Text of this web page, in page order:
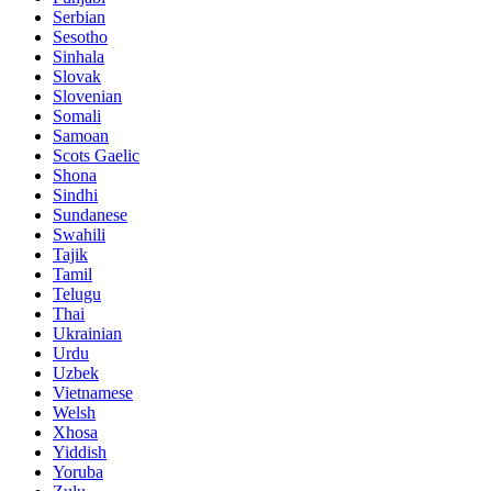
Serbian
Sesotho
Sinhala
Slovak
Slovenian
Somali
Samoan
Scots Gaelic
Shona
Sindhi
Sundanese
Swahili
Tajik
Tamil
Telugu
Thai
Ukrainian
Urdu
Uzbek
Vietnamese
Welsh
Xhosa
Yiddish
Yoruba